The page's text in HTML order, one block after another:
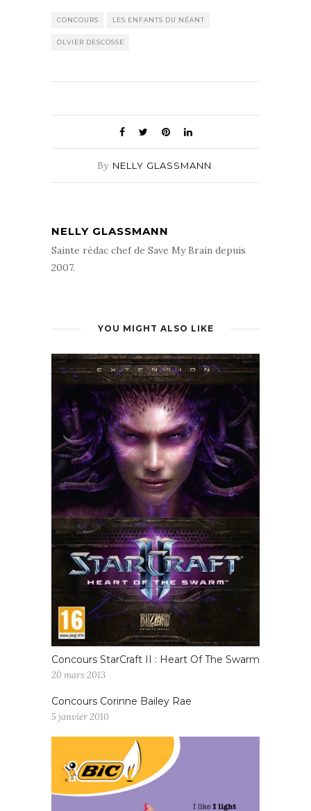
CONCOURS LES ENFANTS DU NÉANT
OLVIER DESCOSSE
By NELLY GLASSMANN
NELLY GLASSMANN
Sainte rédac chef de Save My Brain depuis
2007.
YOU MIGHT ALSO LIKE
Concours StarCraft II : Heart Of The Swarm
20 mars 2013
Concours Corinne Bailey Rae
5 janvier 2010